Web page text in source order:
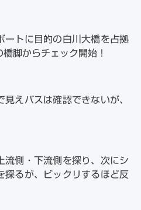
ートに目的の白川大橋を占拠
脚からチェック開始！
えバスは確認できないが、
流側・下流側を探り、次にシ
探るが、ビックリするほど反